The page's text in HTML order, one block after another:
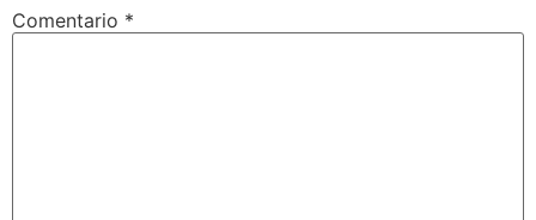
Comentario *